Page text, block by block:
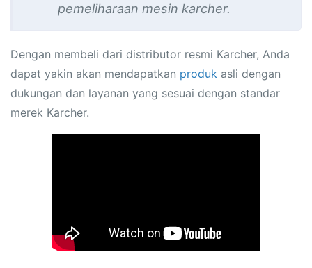
pemeliharaan mesin karcher.
Dengan membeli dari distributor resmi Karcher, Anda
dapat yakin akan mendapatkan produk asli dengan
dukungan dan layanan yang sesuai dengan standar
merek Karcher.